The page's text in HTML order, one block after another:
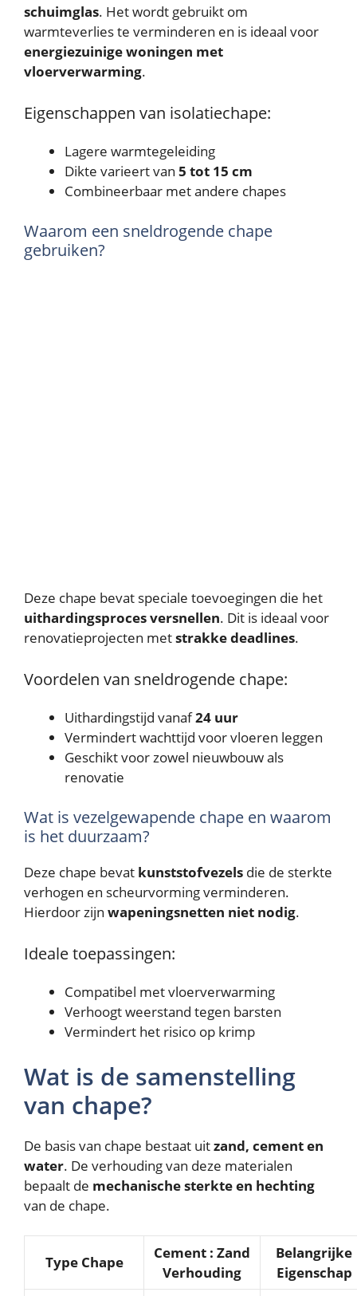
schuimglas. Het wordt gebruikt om
warmteverlies te verminderen en is ideaal voor
energiezuinige woningen met
vloerverwarming.
Eigenschappen van isolatiechape:
Lagere warmtegeleiding
Dikte varieert van 5 tot 15 cm
Combineerbaar met andere chapes
Waarom een sneldrogende chape
gebruiken?
Deze chape bevat speciale toevoegingen die het
uithardingsproces versnellen. Dit is ideaal voor
renovatieprojecten metstrakke deadlines.
Voordelen van sneldrogende chape:
Uithardingstijd vanaf24 uur
Vermindert wachttijd voor vloeren leggen
Geschikt voor zowel nieuwbouw als
renovatie
Wat is vezelgewapende chape en waarom
is het duurzaam?
Deze chape bevat kunststofvezels die de sterkte
verhogen en scheurvorming verminderen.
Hierdoor zijn wapeningsnetten niet nodig.
Ideale toepassingen:
Compatibel met vloerverwarming
Verhoogt weerstand tegen barsten
Vermindert het risico op krimp
Wat is de samenstelling
van chape?
De basis van chape bestaat uitzand, cement en
water. De verhouding van deze materialen
bepaalt de mechanische sterkte en hechting
van de chape.
Type Chape
Cement : Zand
Verhouding
Belangrijke
Eigenschap